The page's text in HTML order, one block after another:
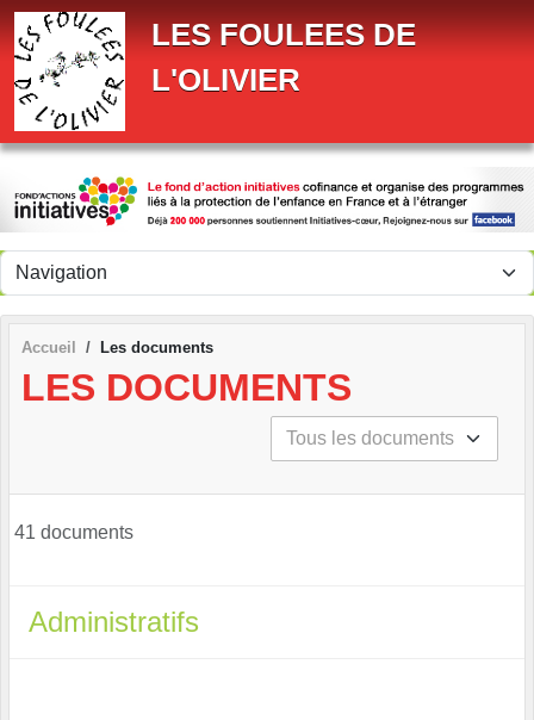
LES FOULEES DE
L'OLIVIER
Accueil Les documents
LES DOCUMENTS
41 documents
Administratifs
Panneau de gestion des cookies